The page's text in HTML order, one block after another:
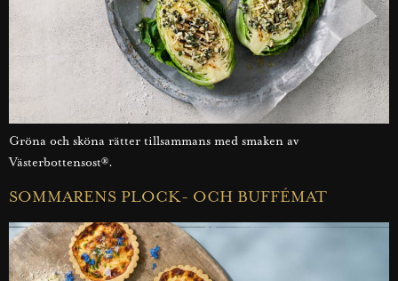
Gröna och sköna rätter tillsammans med smaken av
Västerbottensost®.
SOMMARENS PLOCK- OCH BUFFÉMAT